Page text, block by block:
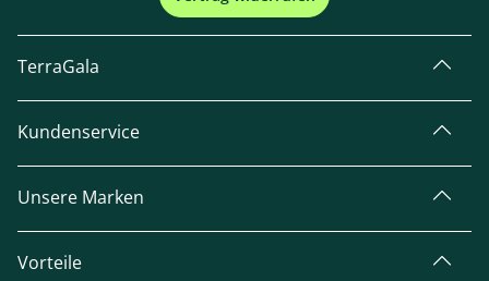
TerraGala
Kundenservice
Unsere Marken
Vorteile